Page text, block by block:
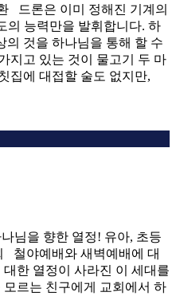
드론은 이미 정해진 기계의
의 능력만을 발휘합니다. 하
의 것을 하나님을 통해 할 수
지고 있는 것이 물고기 두 마
집에 대접할 술도 없지만,
님을 향한 열정! 유아, 초등
철야예배와 새벽예배에 대
한 열정이 사라진 이 세대를
르는 친구에게 교회에서 하